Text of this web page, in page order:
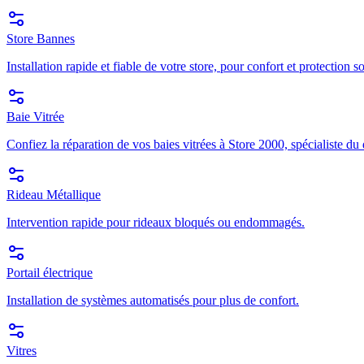
Store Bannes
Installation rapide et fiable de votre store, pour confort et protection
Baie Vitrée
Confiez la réparation de vos baies vitrées à Store 2000, spécialiste
Rideau Métallique
Intervention rapide pour rideaux bloqués ou endommagés.
Portail électrique
Installation de systèmes automatisés pour plus de confort.
Vitres